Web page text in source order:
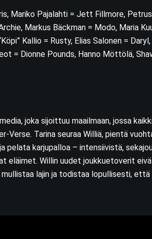
Mariko Pajalahti = Jett Fillmore,
Markus Bäckman = Modo, Maria
Kallio = Rusty, Elias Salonen =
= Dionne Pounds, Hanno Möttölä,
joka sijoittuu maailmaan, jossa
Verse. Tarina seuraa Williä, pientä
pelata karjupalloa – intensiivistä,
eläimet. Willin uudet joukkuetoverit
lajin ja todistaa lopullisesti, että